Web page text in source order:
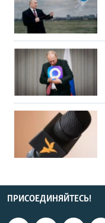
ПРИСОЕДИНЯЙТЕСЬ!